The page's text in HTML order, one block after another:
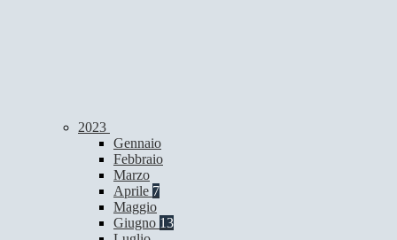
2023
Gennaio
Febbraio
Marzo
Aprile 7
Maggio
Giugno 13